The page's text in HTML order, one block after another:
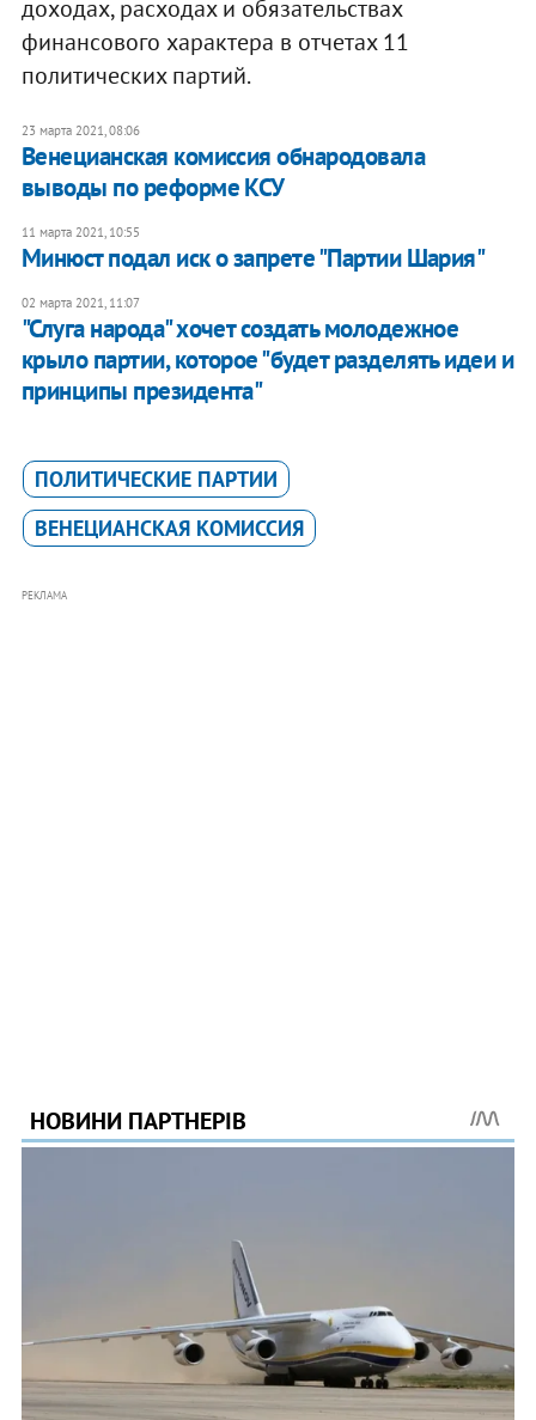
доходах, расходах и обязательствах
финансового характера в отчетах 11
политических партий.
23 марта 2021, 08:06
Венецианская комиссия обнародовала
выводы по реформе КСУ
11 марта 2021, 10:55
Минюст подал иск о запрете "Партии Шария"
02 марта 2021, 11:07
"Слуга народа" хочет создать молодежное
крыло партии, которое "будет разделять идеи и
принципы президента"
ПОЛИТИЧЕСКИЕ ПАРТИИ
ВЕНЕЦИАНСКАЯ КОМИССИЯ
РЕКЛАМА